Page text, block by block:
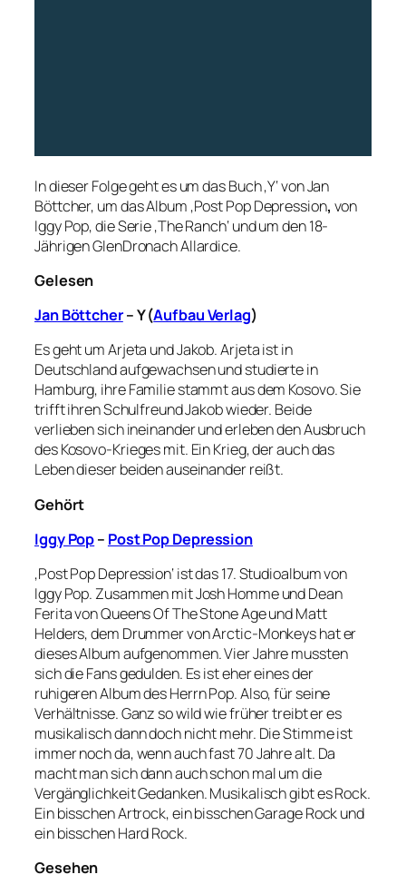
In dieser Folge geht es um das Buch ‚Y‘ von Jan
Böttcher, um das Album ‚Post Pop Depression‚ von
Iggy Pop, die Serie ‚The Ranch‘ und um den 18-
Jährigen GlenDronach Allardice.
Gelesen
Jan Böttcher– Y (Aufbau Verlag)
Es geht um Arjeta und Jakob. Arjeta ist in
Deutschland aufgewachsen und studierte in
Hamburg, ihre Familie stammt aus dem Kosovo. Sie
trifft ihren Schulfreund Jakob wieder. Beide
verlieben sich ineinander und erleben den Ausbruch
des Kosovo-Krieges mit. Ein Krieg, der auch das
Leben dieser beiden auseinander reißt.
Gehört
Iggy Pop– Post Pop Depression
‚Post Pop Depression‘ ist das 17. Studioalbum von
Iggy Pop. Zusammen mit Josh Homme und Dean
Ferita von Queens Of The Stone Age und Matt
Helders, dem Drummer von Arctic-Monkeys hat er
dieses Album aufgenommen. Vier Jahre mussten
sich die Fans gedulden. Es ist eher eines der
ruhigeren Album des Herrn Pop. Also, für seine
Verhältnisse. Ganz so wild wie früher treibt er es
musikalisch dann doch nicht mehr. Die Stimme ist
immer noch da, wenn auch fast 70 Jahre alt. Da
macht man sich dann auch schon mal um die
Vergänglichkeit Gedanken. Musikalisch gibt es Rock.
Ein bisschen Artrock, ein bisschen Garage Rock und
ein bisschen Hard Rock.
Gesehen